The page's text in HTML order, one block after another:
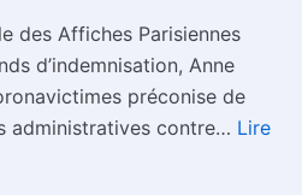
des Affiches Parisiennes
d’indemnisation, Anne
préconise de
administratives contre… Lire